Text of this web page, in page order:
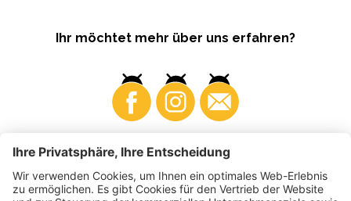
Ihr möchtet mehr über uns erfahren?
Business Produzenten